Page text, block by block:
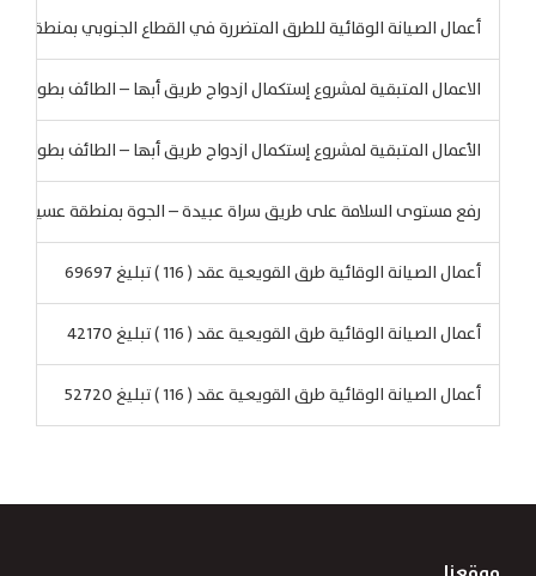
أعمال الصيانة الوقائية للطرق المتضررة في القطاع الجنوبي بمنطقة
الاعمال المتبقية لمشروع إستكمال ازدواج طريق أبها – الطائف بطول 13.260 كم الجزء الخامس بمنطقة عسير
الأعمال المتبقية لمشروع إستكمال ازدواج طريق أبها – الطائف بطول 25.103 كم المرحلة الرابعة بمنطقة عسير
رفع مستوى السلامة على طريق سراة عبيدة – الجوة بمنطقة عسير
أعمال الصيانة الوقائية طرق القويعية عقد ( 116 ) تبليغ 69697
أعمال الصيانة الوقائية طرق القويعية عقد ( 116 ) تبليغ 42170
أعمال الصيانة الوقائية طرق القويعية عقد ( 116 ) تبليغ 52720